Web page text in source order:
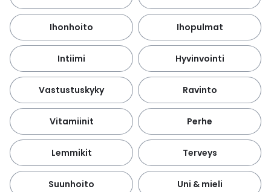
Ihonhoito Ihopulmat
Intiimi Hyvinvointi
Vastustuskyky Ravinto
Vitamiinit Perhe
Lemmikit Terveys
Suunhoito Uni & mieli